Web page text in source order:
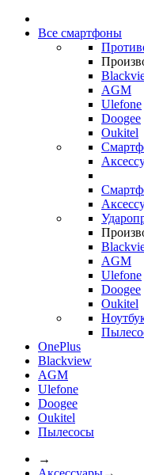
Все смартфоны
AGM
Ulefone
Doogee
Oukitel
AGM
Ulefone
Doogee
Oukitel
OnePlus
Blackview
AGM
Ulefone
Doogee
Oukitel
Пылесосы
→